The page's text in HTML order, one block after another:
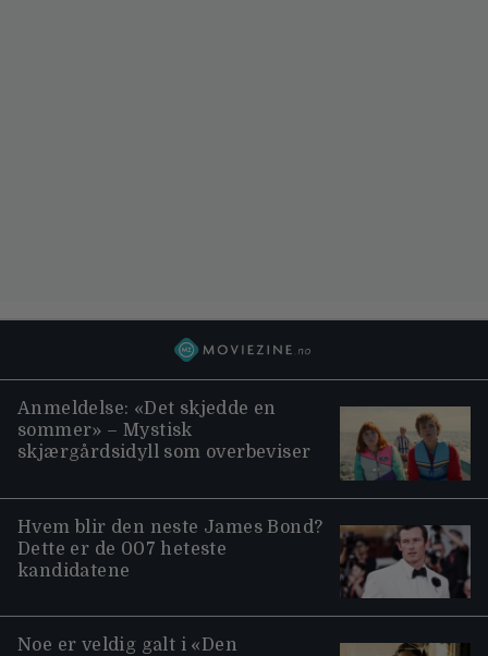
Anmeldelse: «Det skjedde en
sommer» – Mystisk
skjærgårdsidyll som overbeviser
Hvem blir den neste James Bond?
Dette er de 007 heteste
kandidatene
Noe er veldig galt i «Den